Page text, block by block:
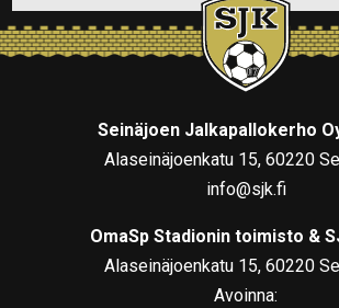
Seinäjoen Jalkapallokerho
Alaseinäjoenkatu 15, 60220
info@sjk.fi
OmaSp Stadionin toimisto &
Alaseinäjoenkatu 15, 60220
Avoinna: